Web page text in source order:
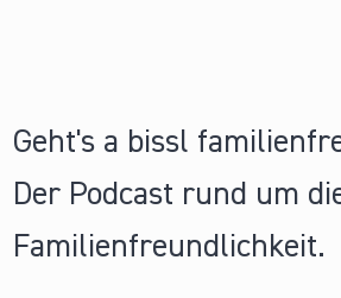
Geht's a bissl
Der Podcast rund um
Familienfreundlichkeit.